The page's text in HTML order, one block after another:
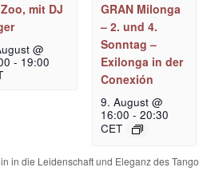
mit DJ
@
- 19:00
GRAN Milonga
– 2. und 4.
Sonntag –
Exilonga in der
Conexión
9. August @
16:00 - 20:30
CET
in die Leidenschaft und Eleganz des Tango